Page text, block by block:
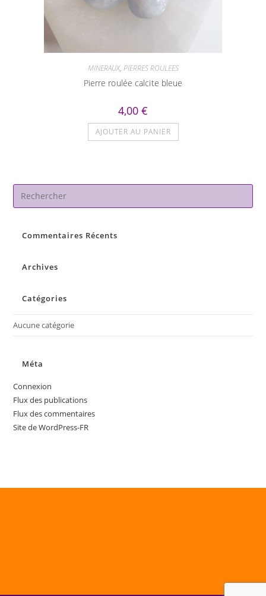
MINERAUX, PIERRES ROULEES
Pierre roulée calcite bleue
4,00 €
AJOUTER AU PANIER
Commentaires Récents
Archives
Catégories
Aucune catégorie
Méta
Connexion
Flux des publications
Flux des commentaires
Site de WordPress-FR